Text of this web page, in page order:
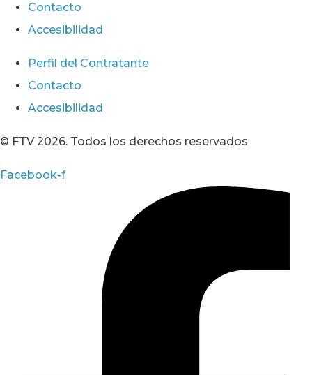
Contacto
Accesibilidad
Perfil del Contratante
Contacto
Accesibilidad
© FTV 2026. Todos los derechos reservados
Facebook-f